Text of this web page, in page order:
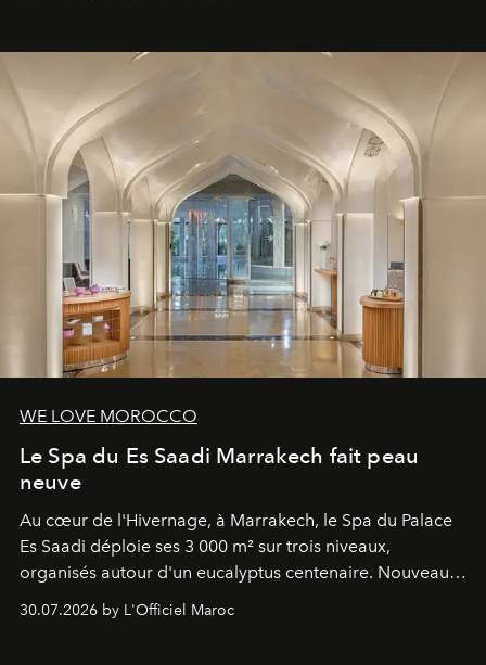
WE LOVE MOROCCO
Le Spa du Es Saadi Marrakech fait peau
neuve
Au cœur de l'Hivernage, à Marrakech, le Spa du Palace
Es Saadi déploie ses 3 000 m² sur trois niveaux,
organisés autour d'un eucalyptus centenaire. Nouveau
Lobby Bien-Être et Beauté, exclusivité mondiale en
neuro-cosmétique, parcours thermal et studio dédié au
30.07.2026 by L'Officiel Maroc